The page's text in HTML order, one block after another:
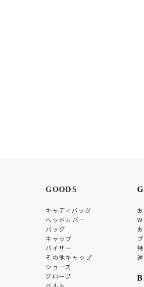
GOODS
キャディバッグ
ヘッドカバー
バッグ
キャップ
バイザー
その他キャップ
シューズ
グローブ
ベルト